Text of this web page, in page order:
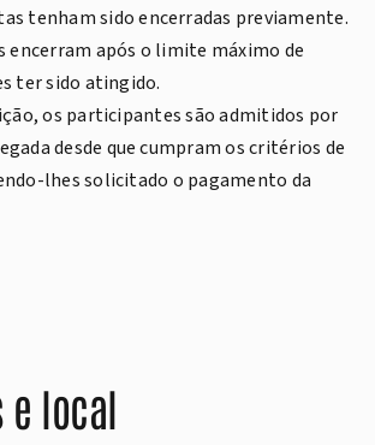
tenham sido encerradas previamente.
encerram após o limite máximo de
ter sido atingido.
os participantes são admitidos por
desde que cumpram os critérios de
lhes solicitado o pagamento da
e local